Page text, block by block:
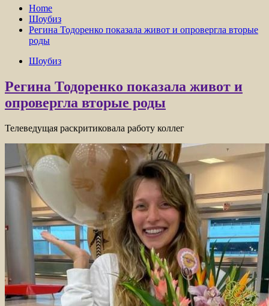
Home
Шоубиз
Регина Тодоренко показала живот и опровергла вторые
роды
Шоубиз
Регина Тодоренко показала живот и
опровергла вторые роды
Телеведущая раскритиковала работу коллег